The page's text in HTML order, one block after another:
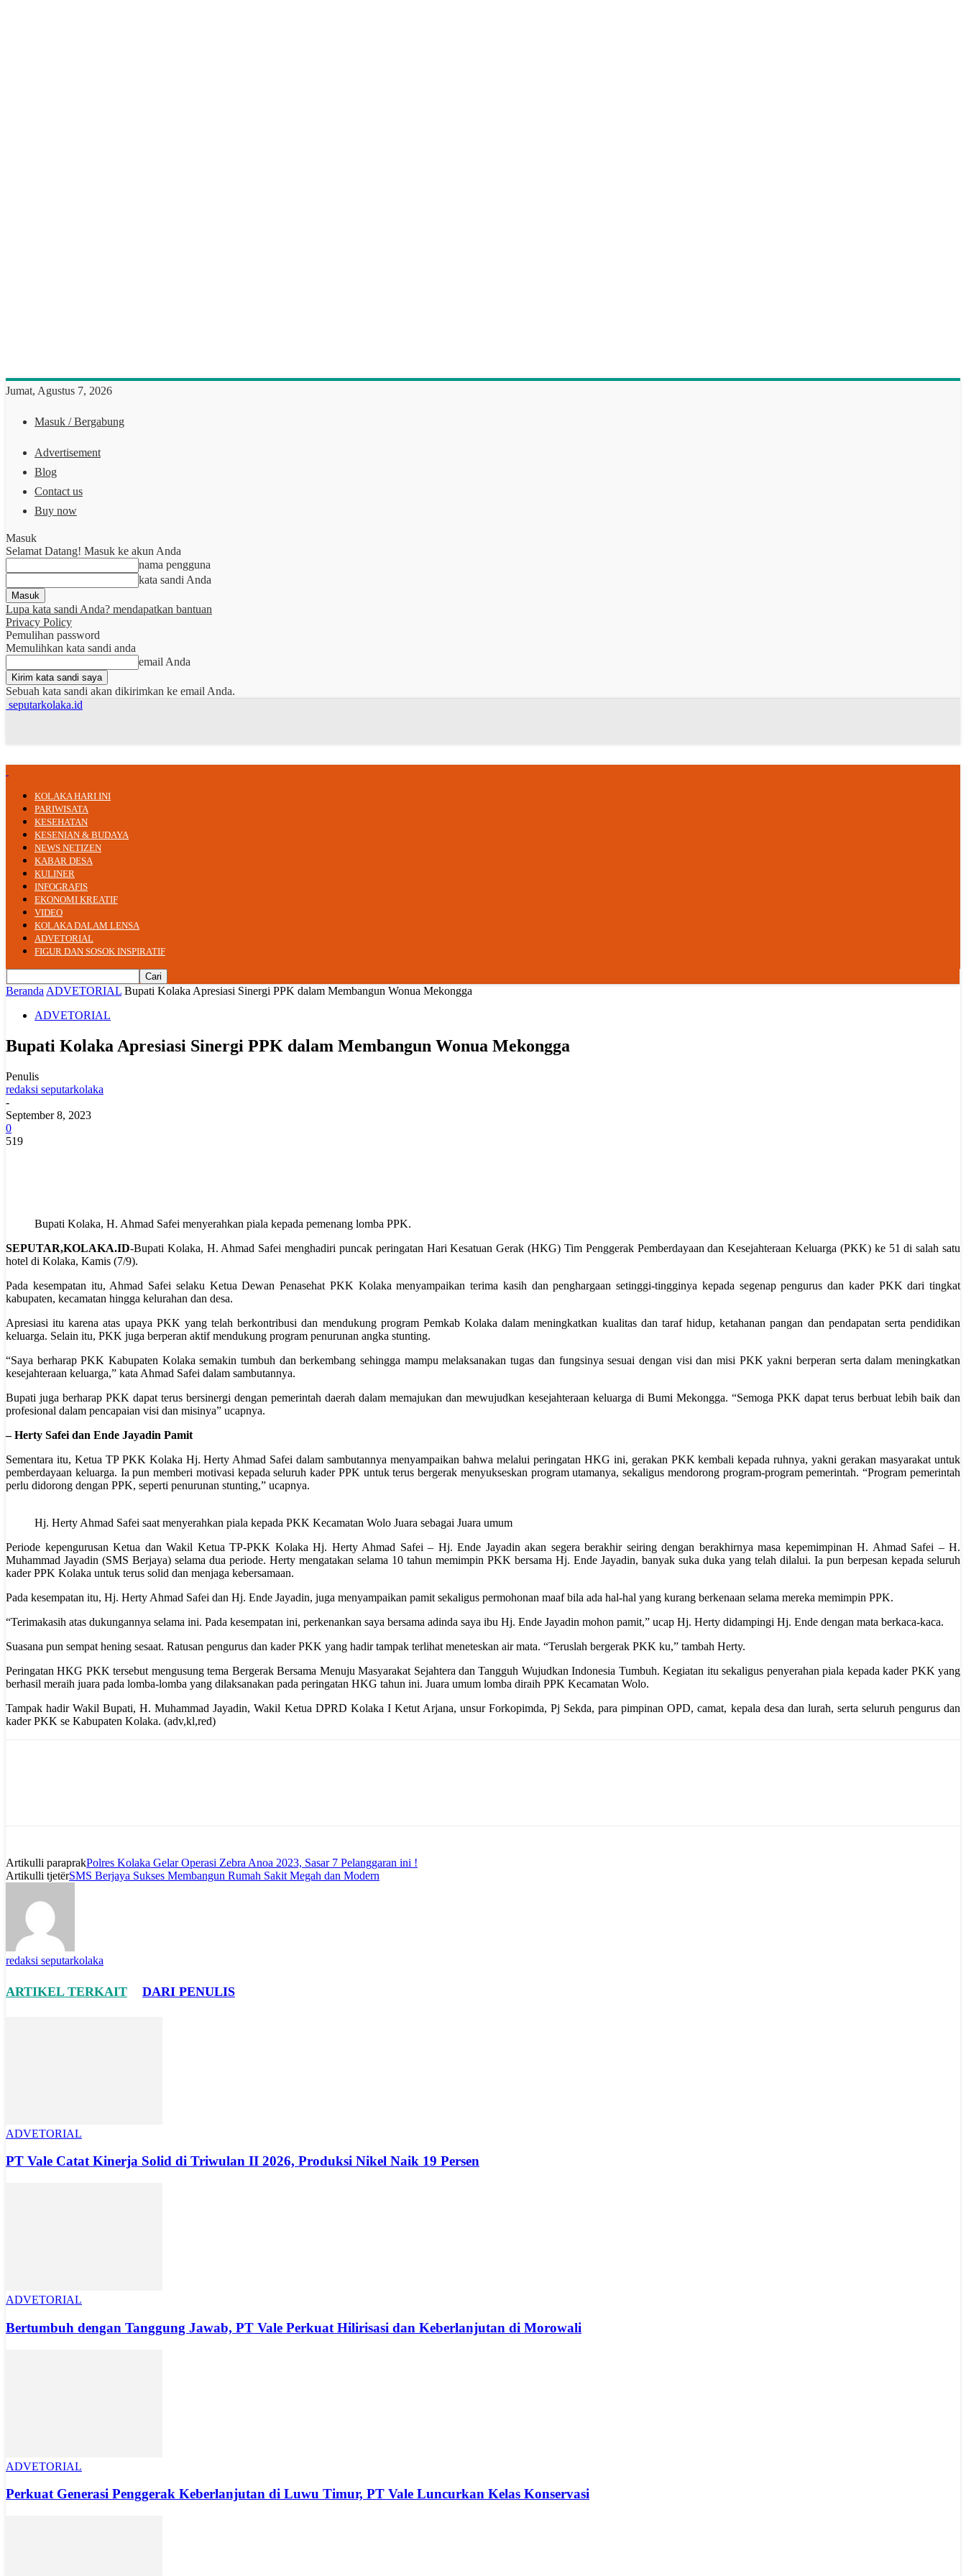
Jumat, Agustus 7, 2026
Masuk / Bergabung
Advertisement
Blog
Contact us
Buy now
Masuk
Selamat Datang! Masuk ke akun Anda
nama pengguna
kata sandi Anda
Lupa kata sandi Anda? mendapatkan bantuan
Privacy Policy
Pemulihan password
Memulihkan kata sandi anda
email Anda
Sebuah kata sandi akan dikirimkan ke email Anda.
seputarkolaka.id
KOLAKA HARI INI
PARIWISATA
KESEHATAN
KESENIAN & BUDAYA
NEWS NETIZEN
KABAR DESA
KULINER
INFOGRAFIS
EKONOMI KREATIF
VIDEO
KOLAKA DALAM LENSA
ADVETORIAL
FIGUR DAN SOSOK INSPIRATIF
Beranda ADVETORIAL Bupati Kolaka Apresiasi Sinergi PPK dalam Membangun Wonua Mekongga
ADVETORIAL
Bupati Kolaka Apresiasi Sinergi PPK dalam Membangun Wonua Mekongga
Penulis
redaksi seputarkolaka
-
September 8, 2023
0
519
Bupati Kolaka, H. Ahmad Safei menyerahkan piala kepada pemenang lomba PPK.
SEPUTAR,KOLAKA.ID-Bupati Kolaka, H. Ahmad Safei menghadiri puncak peringatan Hari Kesatuan Gerak (HKG) Tim Penggerak Pemberdayaan dan Kesejahteraan Keluarga (PKK) ke 51 di salah satu
hotel di Kolaka, Kamis (7/9).
Pada kesempatan itu, Ahmad Safei selaku Ketua Dewan Penasehat PKK Kolaka menyampaikan terima kasih dan penghargaan setinggi-tingginya kepada segenap pengurus dan kader PKK dari tingkat
kabupaten, kecamatan hingga kelurahan dan desa.
Apresiasi itu karena atas upaya PKK yang telah berkontribusi dan mendukung program Pemkab Kolaka dalam meningkatkan kualitas dan taraf hidup, ketahanan pangan dan pendapatan serta pendidikan
keluarga. Selain itu, PKK juga berperan aktif mendukung program penurunan angka stunting.
“Saya berharap PKK Kabupaten Kolaka semakin tumbuh dan berkembang sehingga mampu melaksanakan tugas dan fungsinya sesuai dengan visi dan misi PKK yakni berperan serta dalam meningkatkan
kesejahteraan keluarga,” kata Ahmad Safei dalam sambutannya.
Bupati juga berharap PKK dapat terus bersinergi dengan pemerintah daerah dalam memajukan dan mewujudkan kesejahteraan keluarga di Bumi Mekongga. “Semoga PKK dapat terus berbuat lebih baik dan
profesional dalam pencapaian visi dan misinya” ucapnya.
– Herty Safei dan Ende Jayadin Pamit
Sementara itu, Ketua TP PKK Kolaka Hj. Herty Ahmad Safei dalam sambutannya menyampaikan bahwa melalui peringatan HKG ini, gerakan PKK kembali kepada ruhnya, yakni gerakan masyarakat untuk
pemberdayaan keluarga. Ia pun memberi motivasi kepada seluruh kader PPK untuk terus bergerak menyukseskan program utamanya, sekaligus mendorong program-program pemerintah. “Program pemerintah
perlu didorong dengan PPK, seperti penurunan stunting,” ucapnya.
Hj. Herty Ahmad Safei saat menyerahkan piala kepada PKK Kecamatan Wolo Juara sebagai Juara umum
Periode kepengurusan Ketua dan Wakil Ketua TP-PKK Kolaka Hj. Herty Ahmad Safei – Hj. Ende Jayadin akan segera berakhir seiring dengan berakhirnya masa kepemimpinan H. Ahmad Safei – H.
Muhammad Jayadin (SMS Berjaya) selama dua periode. Herty mengatakan selama 10 tahun memimpin PKK bersama Hj. Ende Jayadin, banyak suka duka yang telah dilalui. Ia pun berpesan kepada seluruh
kader PPK Kolaka untuk terus solid dan menjaga kebersamaan.
Pada kesempatan itu, Hj. Herty Ahmad Safei dan Hj. Ende Jayadin, juga menyampaikan pamit sekaligus permohonan maaf bila ada hal-hal yang kurang berkenaan selama mereka memimpin PPK.
“Terimakasih atas dukungannya selama ini. Pada kesempatan ini, perkenankan saya bersama adinda saya ibu Hj. Ende Jayadin mohon pamit,” ucap Hj. Herty didampingi Hj. Ende dengan mata berkaca-kaca.
Suasana pun sempat hening sesaat. Ratusan pengurus dan kader PKK yang hadir tampak terlihat meneteskan air mata. “Teruslah bergerak PKK ku,” tambah Herty.
Peringatan HKG PKK tersebut mengusung tema Bergerak Bersama Menuju Masyarakat Sejahtera dan Tangguh Wujudkan Indonesia Tumbuh. Kegiatan itu sekaligus penyerahan piala kepada kader PKK yang
berhasil meraih juara pada lomba-lomba yang dilaksanakan pada peringatan HKG tahun ini. Juara umum lomba diraih PPK Kecamatan Wolo.
Tampak hadir Wakil Bupati, H. Muhammad Jayadin, Wakil Ketua DPRD Kolaka I Ketut Arjana, unsur Forkopimda, Pj Sekda, para pimpinan OPD, camat, kepala desa dan lurah, serta seluruh pengurus dan
kader PKK se Kabupaten Kolaka. (adv,kl,red)
Artikulli paraprakPolres Kolaka Gelar Operasi Zebra Anoa 2023, Sasar 7 Pelanggaran ini !
Artikulli tjetërSMS Berjaya Sukses Membangun Rumah Sakit Megah dan Modern
redaksi seputarkolaka
ARTIKEL TERKAIT DARI PENULIS
ADVETORIAL
PT Vale Catat Kinerja Solid di Triwulan II 2026, Produksi Nikel Naik 19 Persen
ADVETORIAL
Bertumbuh dengan Tanggung Jawab, PT Vale Perkuat Hilirisasi dan Keberlanjutan di Morowali
ADVETORIAL
Perkuat Generasi Penggerak Keberlanjutan di Luwu Timur, PT Vale Luncurkan Kelas Konservasi